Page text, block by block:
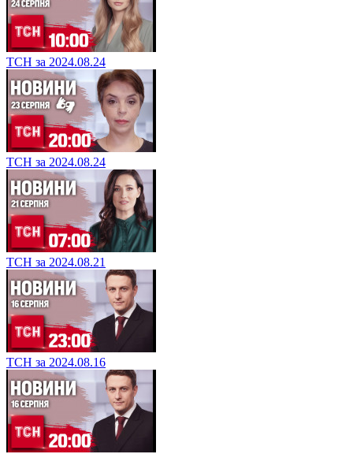
ТСН за 2024.08.24
ТСН за 2024.08.24
ТСН за 2024.08.21
ТСН за 2024.08.16